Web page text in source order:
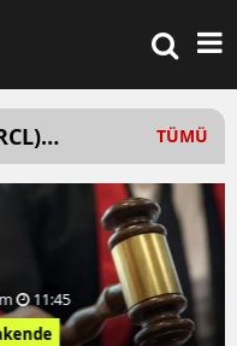
10:10
lot
TÜMÜ